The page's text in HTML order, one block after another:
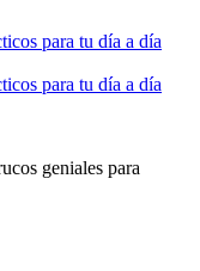
geniales para